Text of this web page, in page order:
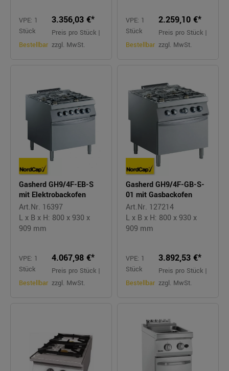
VPE: 1
Stück
Bestellbar
3.356,03 €*
Preis pro Stück |
zzgl. MwSt.
VPE: 1
Stück
Bestellbar
2.259,10 €*
Preis pro Stück |
zzgl. MwSt.
Gasherd GH9/4F-EB-S
mit Elektrobackofen
Art.Nr. 16397
L x B x H: 800 x 930 x
909 mm
VPE: 1
Stück
Bestellbar
4.067,98 €*
Preis pro Stück |
zzgl. MwSt.
Gasherd GH9/4F-GB-S-
01 mit Gasbackofen
Art.Nr. 127214
L x B x H: 800 x 930 x
909 mm
VPE: 1
Stück
Bestellbar
3.892,53 €*
Preis pro Stück |
zzgl. MwSt.